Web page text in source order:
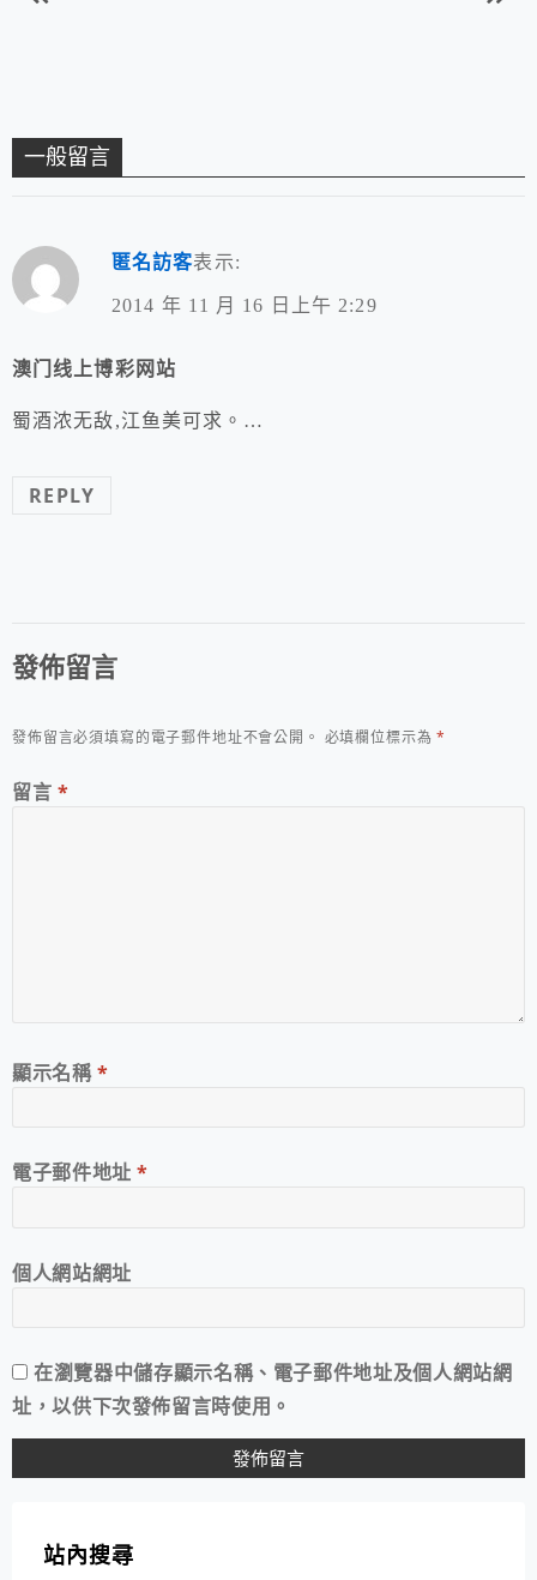
一般留言
匿名訪客表示:
2014 年 11 月 16 日上午 2:29
澳门线上博彩网站
蜀酒浓无敌,江鱼美可求。…
REPLY
發佈留言
發佈留言必須填寫的電子郵件地址不會公開。 必填欄位標示為*
留言 *
顯示名稱*
電子郵件地址*
個人網站網址
在瀏覽器中儲存顯示名稱、電子郵件地址及個人網站網
址，以供下次發佈留言時使用。
站內搜尋